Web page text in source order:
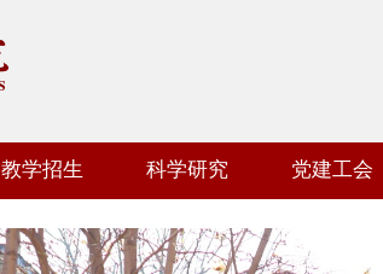
教学招生 科学研究 党建工会